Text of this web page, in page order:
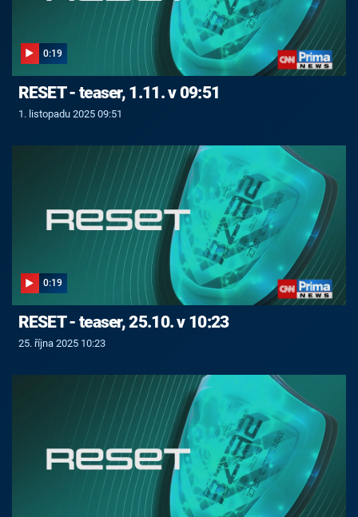
0:19
RESET - teaser, 1.11. v 09:51
1. listopadu 2025 09:51
0:19
RESET - teaser, 25.10. v 10:23
25. října 2025 10:23